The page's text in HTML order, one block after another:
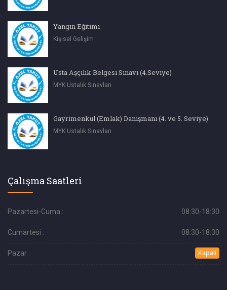
Yangın Eğitimi
Kişisel Gelişim
Usta Aşçılık Belgesi Sınavı (4.Seviye)
MYK Ustalık Sınavları
Gayrimenkul (Emlak) Danışmanı (4. ve 5. Seviye)
MYK Ustalık Sınavları
Çalışma Saatleri
Pazartesi-Cuma : 08:30-18:30
Cumartesi : 08:30-18:30
Pazar : Kapalı